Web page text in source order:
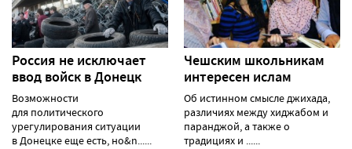
Россия не исключает
ввод войск в Донецк
Возможности
для политического
урегулирования ситуации
в Донецке еще есть, но&n......
Чешским школьникам
интересен ислам
Об истинном смысле джихада,
различиях между хиджабом и
паранджой, а также о
традициях и ......